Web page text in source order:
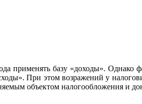
применять базу «доходы». Однако
При этом возражений у
объектом налогообложения и